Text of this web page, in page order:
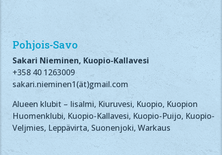
Pohjois-Savo
Sakari Nieminen, Kuopio-Kallavesi
+358 40 1263009
sakari.nieminen1(ät)gmail.com
Alueen klubit – Iisalmi, Kiuruvesi, Kuopio, Kuopion
Huomenklubi, Kuopio-Kallavesi, Kuopio-Puijo, Kuopio-
Veljmies, Leppävirta, Suonenjoki, Warkaus